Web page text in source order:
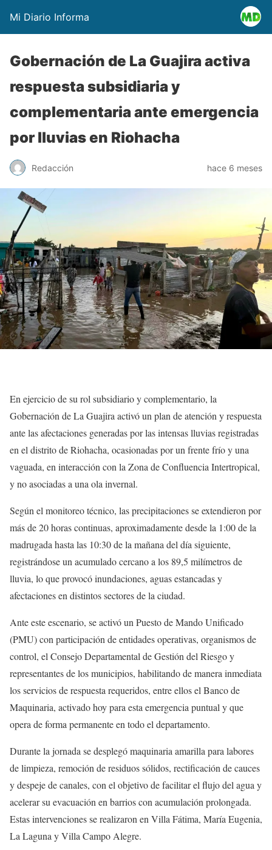
Mi Diario Informa
Gobernación de La Guajira activa
respuesta subsidiaria y
complementaria ante emergencia
por lluvias en Riohacha
Redacción hace 6 meses
En ejercicio de su rol subsidiario y complementario, la
Gobernación de La Guajira activó un plan de atención y respuesta
ante las afectaciones generadas por las intensas lluvias registradas
en el distrito de Riohacha, ocasionadas por un frente frío y una
vaguada, en interacción con la Zona de Confluencia Intertropical,
y no asociadas a una ola invernal.
Según el monitoreo técnico, las precipitaciones se extendieron por
más de 20 horas continuas, aproximadamente desde la 1:00 de la
madrugada hasta las 10:30 de la mañana del día siguiente,
registrándose un acumulado cercano a los 89,5 milímetros de
lluvia, lo que provocó inundaciones, aguas estancadas y
afectaciones en distintos sectores de la ciudad.
Ante este escenario, se activó un Puesto de Mando Unificado
(PMU) con participación de entidades operativas, organismos de
control, el Consejo Departamental de Gestión del Riesgo y
representantes de los municipios, habilitando de manera inmediata
los servicios de respuesta requeridos, entre ellos el Banco de
Maquinaria, activado hoy para esta emergencia puntual y que
opera de forma permanente en todo el departamento.
Durante la jornada se desplegó maquinaria amarilla para labores
de limpieza, remoción de residuos sólidos, rectificación de cauces
y despeje de canales, con el objetivo de facilitar el flujo del agua y
acelerar su evacuación en barrios con acumulación prolongada.
Estas intervenciones se realizaron en Villa Fátima, María Eugenia,
La Laguna y Villa Campo Alegre.